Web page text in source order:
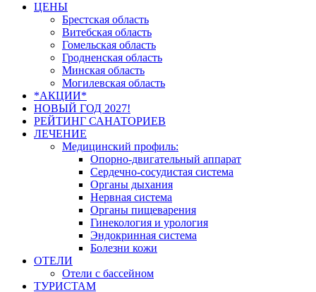
ЦЕНЫ
Брестская область
Витебская область
Гомельская область
Гродненская область
Минская область
Могилевская область
*АКЦИИ*
НОВЫЙ ГОД 2027!
РЕЙТИНГ САНАТОРИЕВ
ЛЕЧЕНИЕ
Медицинский профиль:
Опорно-двигательный аппарат
Сердечно-сосудистая система
Органы дыхания
Нервная система
Органы пищеварения
Гинекология и урология
Эндокринная система
Болезни кожи
ОТЕЛИ
Отели с бассейном
ТУРИСТАМ